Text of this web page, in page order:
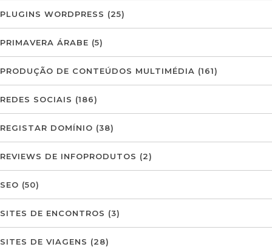
PLUGINS WORDPRESS (25)
PRIMAVERA ÁRABE (5)
PRODUÇÃO DE CONTEÚDOS MULTIMÉDIA (161)
REDES SOCIAIS (186)
REGISTAR DOMÍNIO (38)
REVIEWS DE INFOPRODUTOS (2)
SEO (50)
SITES DE ENCONTROS (3)
SITES DE VIAGENS (28)